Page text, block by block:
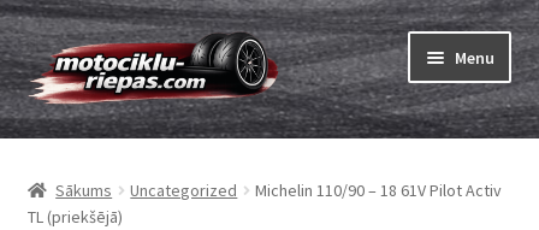
Skip
to
navigation
Skip
to
content
Menu
Riepas
Expand
menu
Kameras
Expand
Sākums Uncategorized
Michelin 110/90 – 18 61V Pilot Activ
TL (priekšējā)